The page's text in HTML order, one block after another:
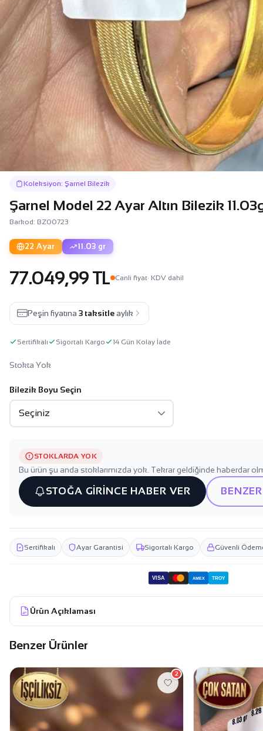
Koleksiyon: Şarnel Bilezik
Şarnel Model 22 Ayar Altın Bilezik
Barkod: BZ00723
22 Ayar 11.03 gr
77.049,99 TL Canli fiyat· KDV dahil
Peşin fiyatına 3 taksitle aylık
Sertifikalı Sigortalı Kargo 14 Gün Kolay İade
Stokta Yok
Bilezik Boyu Seçin
STOKLARDA YOK
Bu ürün şu anda stoklarımızda yok. Tekrar geldiğinde haberdar
STOĞA GİRİNCE HABER VER
Sertifikalı Ayar Garantisi Sigortalı Kargo Güvenli
VISA AMEX TROY
Ürün Açıklaması
Benzer Ürünler
2